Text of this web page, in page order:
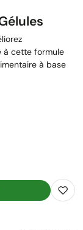
à cette formule
à base